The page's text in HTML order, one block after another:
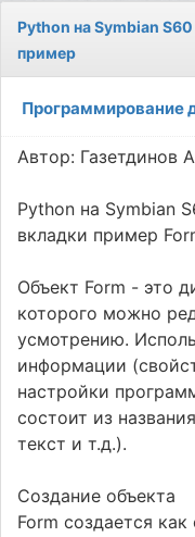
Python на Symbian
пример
Программирование
Автор: Газетдинов
Python на Symbian
вкладки пример
Объект Form - это
которого можно
усмотрению.
информации
настройки
состоит из
текст и т.д.).
Создание объекта
Form создается